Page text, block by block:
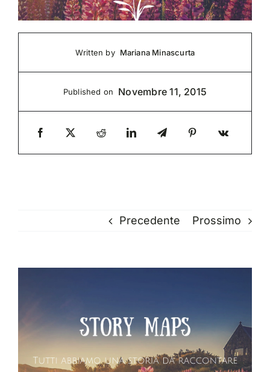
Written by Mariana Minascurta
Published on Novembre 11, 2015
Precedente Prossimo